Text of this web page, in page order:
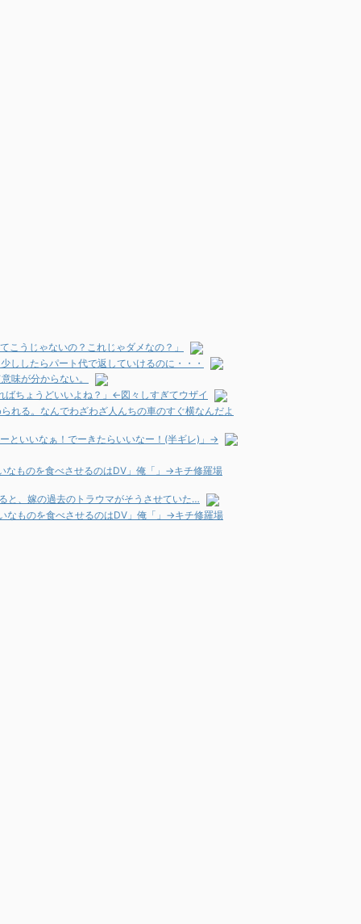
うじゃないの？これじゃダメなの？」
ししたらパート代で返していけるのに・・・
味が分からない。
ばちょうどいいよね？」←図々しすぎてウザイ
れる。なんでわざわざ人んちの車のすぐ横なんだよ
といいなぁ！でーきたらいいなー！(半ギレ)」→
なものを食べさせるのはDV」俺「」→キチ修羅場
と、嫁の過去のトラウマがそうさせていた…
なものを食べさせるのはDV」俺「」→キチ修羅場